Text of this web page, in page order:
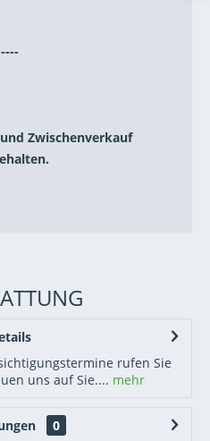
----
Zwischenverkauf
rufen Sie
uns auf Sie.... mehr
0